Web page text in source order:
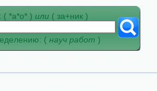
( *а*о* ) или ( за+ник )
( науч работ )